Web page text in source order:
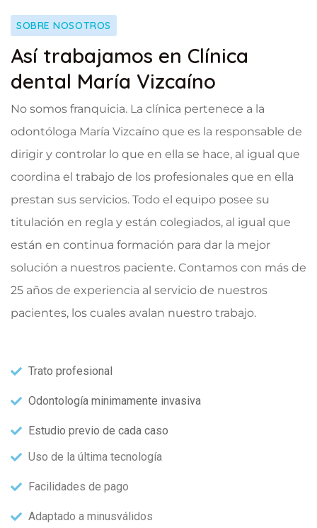
SOBRE NOSOTROS
Así trabajamos en Clínica
dental María Vizcaíno
No somos franquicia. La clínica pertenece a la
odontóloga María Vizcaíno que es la responsable de
dirigir y controlar lo que en ella se hace, al igual que
coordina el trabajo de los profesionales que en ella
prestan sus servicios. Todo el equipo posee su
titulación en regla y están colegiados, al igual que
están en continua formación para dar la mejor
solución a nuestros paciente. Contamos con más de
25 años de experiencia al servicio de nuestros
pacientes, los cuales avalan nuestro trabajo.
Trato profesional
Odontología minimamente invasiva
Estudio previo de cada caso
Uso de la última tecnología
Facilidades de pago
Adaptado a minusválidos